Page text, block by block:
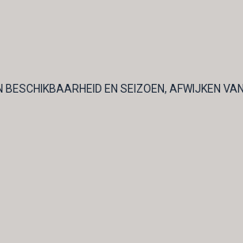
EN SEIZOEN, AFWIJKEN